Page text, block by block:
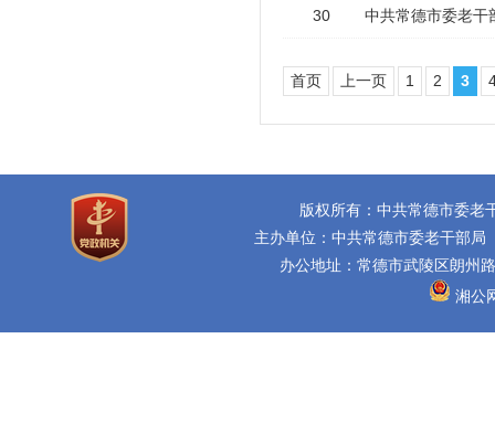
30 中共常德市委老干
首页 上一页 1 2 3
版权所有：中共常德市委老
主办单位：中共常德市委老干部
办公地址：常德市武陵区朗
湘公